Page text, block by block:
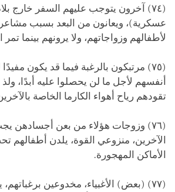
(٧٤) آخرون يتوجب عليهم السفر خارج
عسكرية)، ويعانون من البعد بسبب
لأطفالهم وزواجاتهم، ولا يرونهم بينما تمر
(٧٥) مرتبكون بالرغبة فيما قد يكون
أنفسهم لأجل ما لن يحصلوا عليه أبدًا،
تقودهم رياح أهواء الكارما الخاصة
(٧٦) وزوجات هؤلاء من بعن أجسادهن
الآخرين، منزوعي القوة، يلدن أطفالهم
الأماكن المهجورة.
(٧٧) (بعض) الأغبياء، مخدوعين